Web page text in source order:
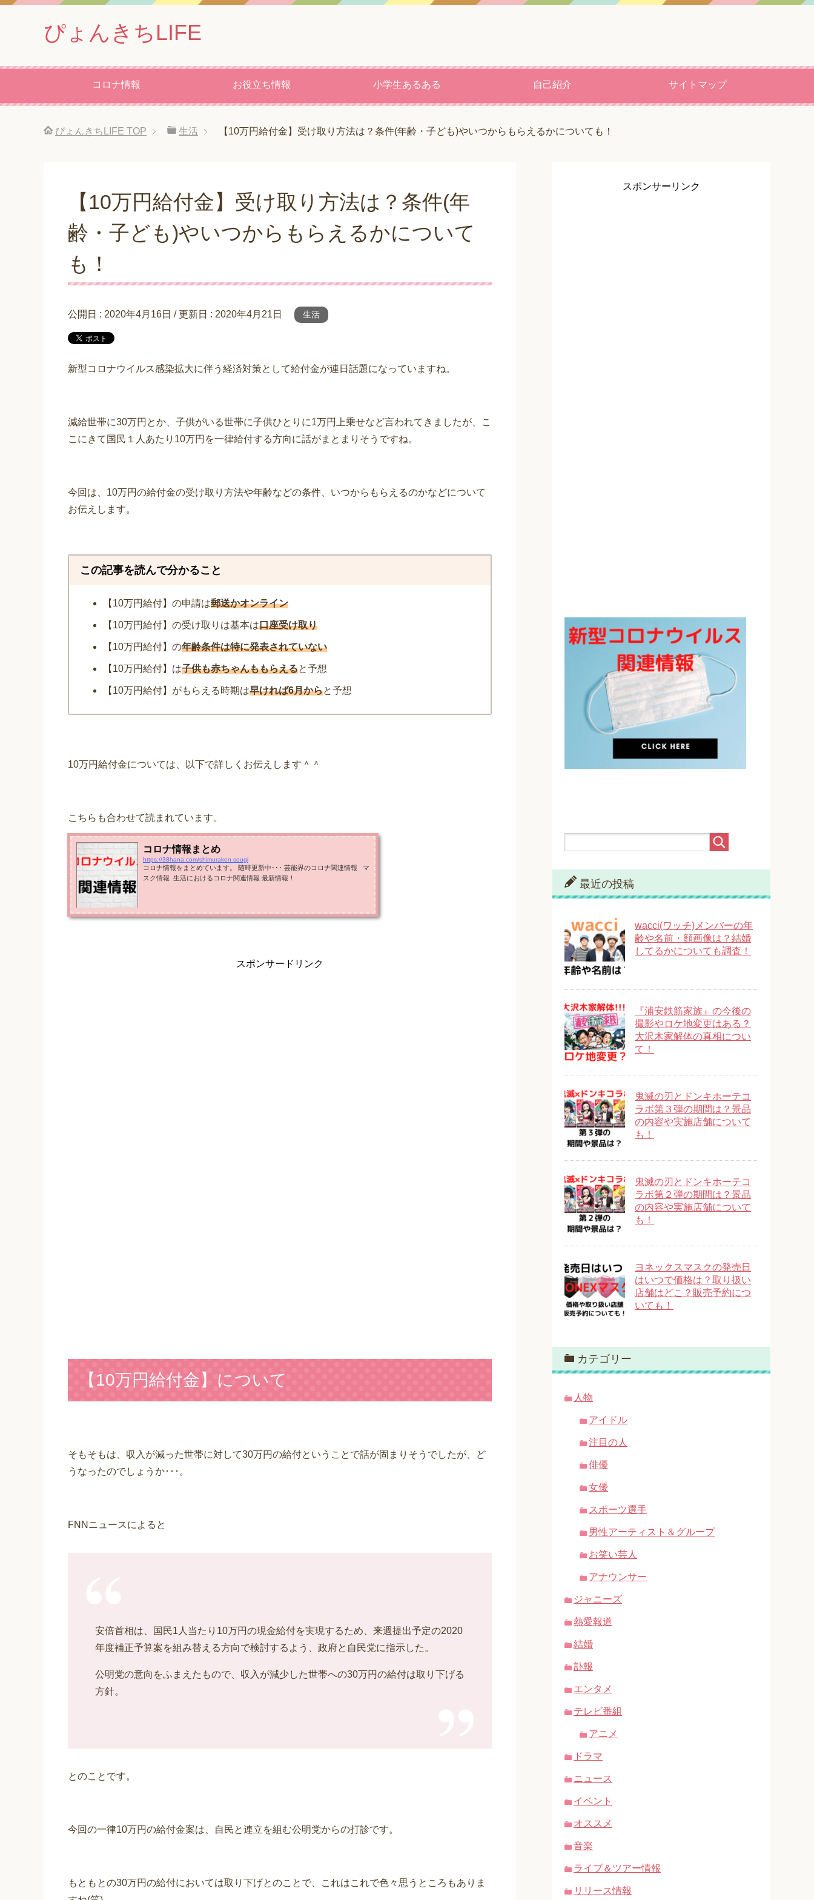
ぴょんきちLIFE
コロナ情報 お役立ち情報 小学生あるある 自己紹介 サイトマップ
ぴょんきちLIFE TOP 生活 【10万円給付金】受け取り方法は？条件(年齢・子ども)やいつからもらえるかについても！
【10万円給付金】受け取り方法は？条件(年
齢・子ども)やいつからもらえるかについて
も！
公開日 : 2020年4月16日 / 更新日 : 2020年4月21日 生活
新型コロナウイルス感染拡大に伴う経済対策として給付金が連日話題になっていますね。
減給世帯に30万円とか、子供がいる世帯に子供ひとりに1万円上乗せなど言われてきましたが、こ
こにきて国民１人あたり10万円を一律給付する方向に話がまとまりそうですね。
今回は、10万円の給付金の受け取り方法や年齢などの条件、いつからもらえるのかなどについて
お伝えします。
この記事を読んで分かること
【10万円給付】の申請は郵送かオンライン
【10万円給付】の受け取りは基本は口座受け取り
【10万円給付】の年齢条件は特に発表されていない
【10万円給付】は子供も赤ちゃんももらえると予想
【10万円給付】がもらえる時期は早ければ6月からと予想
10万円給付金については、以下で詳しくお伝えします＾＾
こちらも合わせて読まれています。
コロナ情報まとめ
https://38hana.com/shimuraken-sougi
コロナ情報をまとめています。 随時更新中･･･ 芸能界のコロナ関連情報 マ
スク情報 生活におけるコロナ関連情報 最新情報！
スポンサードリンク
【10万円給付金】について
そもそもは、収入が減った世帯に対して30万円の給付ということで話が固まりそうでしたが、ど
うなったのでしょうか･･･。
FNNニュースによると
安倍首相は、国民1人当たり10万円の現金給付を実現するため、来週提出予定の2020
年度補正予算案を組み替える方向で検討するよう、政府と自民党に指示した。
公明党の意向をふまえたもので、収入が減少した世帯への30万円の給付は取り下げる
方針。
とのことです。
今回の一律10万円の給付金案は、自民と連立を組む公明党からの打診です。
もともとの30万円の給付においては取り下げとのことで、これはこれで色々思うところもありま
スポンサーリンク
最近の投稿
wacci(ワッチ)メンバーの年
齢や名前・顔画像は？結婚
してるかについても調査！
『浦安鉄筋家族』の今後の
撮影やロケ地変更はある？
大沢木家解体の真相につい
て！
鬼滅の刃とドンキホーテコ
ラボ第３弾の期間は？景品
の内容や実施店舗について
も！
鬼滅の刃とドンキホーテコ
ラボ第２弾の期間は？景品
の内容や実施店舗について
も！
ヨネックスマスクの発売日
はいつで価格は？取り扱い
店舗はどこ？販売予約につ
いても！
カテゴリー
人物
アイドル
注目の人
俳優
女優
スポーツ選手
男性アーティスト＆グループ
お笑い芸人
アナウンサー
ジャニーズ
熱愛報道
結婚
訃報
エンタメ
テレビ番組
アニメ
ドラマ
ニュース
イベント
オススメ
音楽
ライブ＆ツアー情報
リリース情報